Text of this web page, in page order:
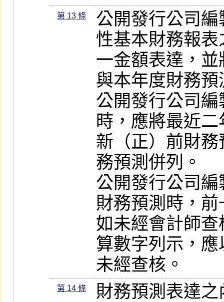
第 13 條
公開發行公司
性基本財務報
一金額表達，
與本年度財務預
公開發行公司
時，應將最近
新（正）前財
務預測併列。
公開發行公司
財務預測時，
如未經會計師
算數字列示，
未經查核。
第 14 條
財務預測表達